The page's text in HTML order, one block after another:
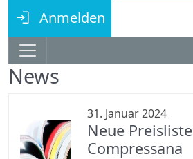
login Anmelden
News
31. Januar 2024
Neue Preisliste
Compressana